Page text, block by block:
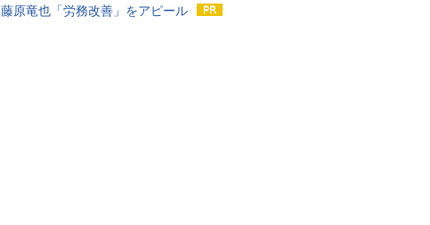
藤原竜也「労務改善」をアピール